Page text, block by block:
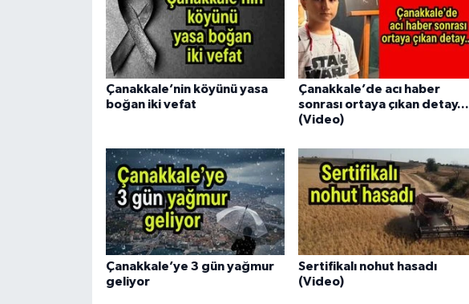
Çanakkale’nin köyünü yasa
boğan iki vefat
Çanakkale’de acı haber
sonrası ortaya çıkan detay...
(Video)
Çanakkale’ye 3 gün yağmur
geliyor
Sertifikalı nohut hasadı
(Video)